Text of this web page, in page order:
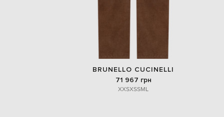
BRUNELLO CUCINELLI
71 967 грн
XXSXSSML